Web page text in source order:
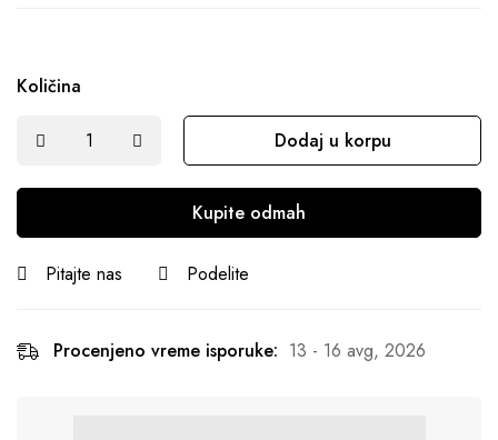
Količina
Dodaj u korpu
Kupite odmah
Pitajte nas Podelite
Procenjeno vreme isporuke: 13 - 16 avg, 2026